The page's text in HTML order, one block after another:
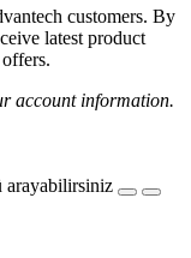
customers. By
latest product
account information.
arayabilirsiniz